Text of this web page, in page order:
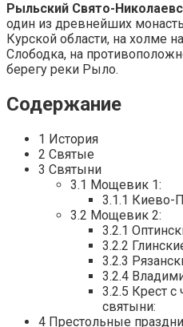
Рыльский Свято-
один из древнейших
Курской области, на холме
Слободка, на
берегу реки Рыло.
Содержание
1 История
2 Святые
3 Святыни
3.1 Мощевик 1:
3.1.1 Киево-
3.2 Мощевик 2:
3.2.1
3.2.2
3.2.3
3.2.4
3.2.5 Крест
святыни:
4 Престольные